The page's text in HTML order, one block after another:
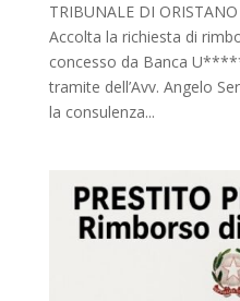
TRIBUNALE DI
Accolta la richiesta di
concesso da Banca
tramite dell’Avv. Angelo
la consulenza...